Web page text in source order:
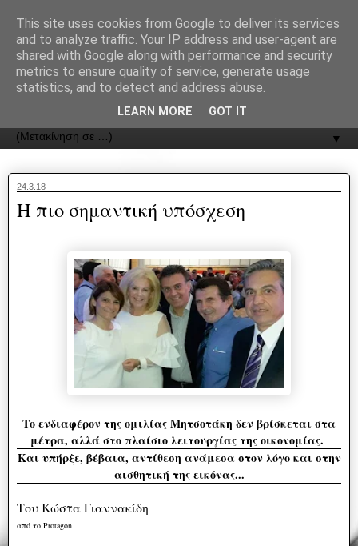
ΟΔΟΣ
▼
24.3.18
Η πιο σημαντική υπόσχεση
Το ενδιαφέρον της ομιλίας Μητσοτάκη δεν βρίσκεται στα
μέτρα, αλλά στο πλαίσιο λειτουργίας της οικονομίας.
Και υπήρξε, βέβαια, αντίθεση ανάμεσα στον λόγο και στην
αισθητική της εικόνας...
Του Κώστα Γιαννακίδη
από το Protagon
This site uses cookies from Google to deliver its services
and to analyze traffic. Your IP address and user-agent are
shared with Google along with performance and security
metrics to ensure quality of service, generate usage
statistics, and to detect and address abuse.
LEARN MORE GOT IT